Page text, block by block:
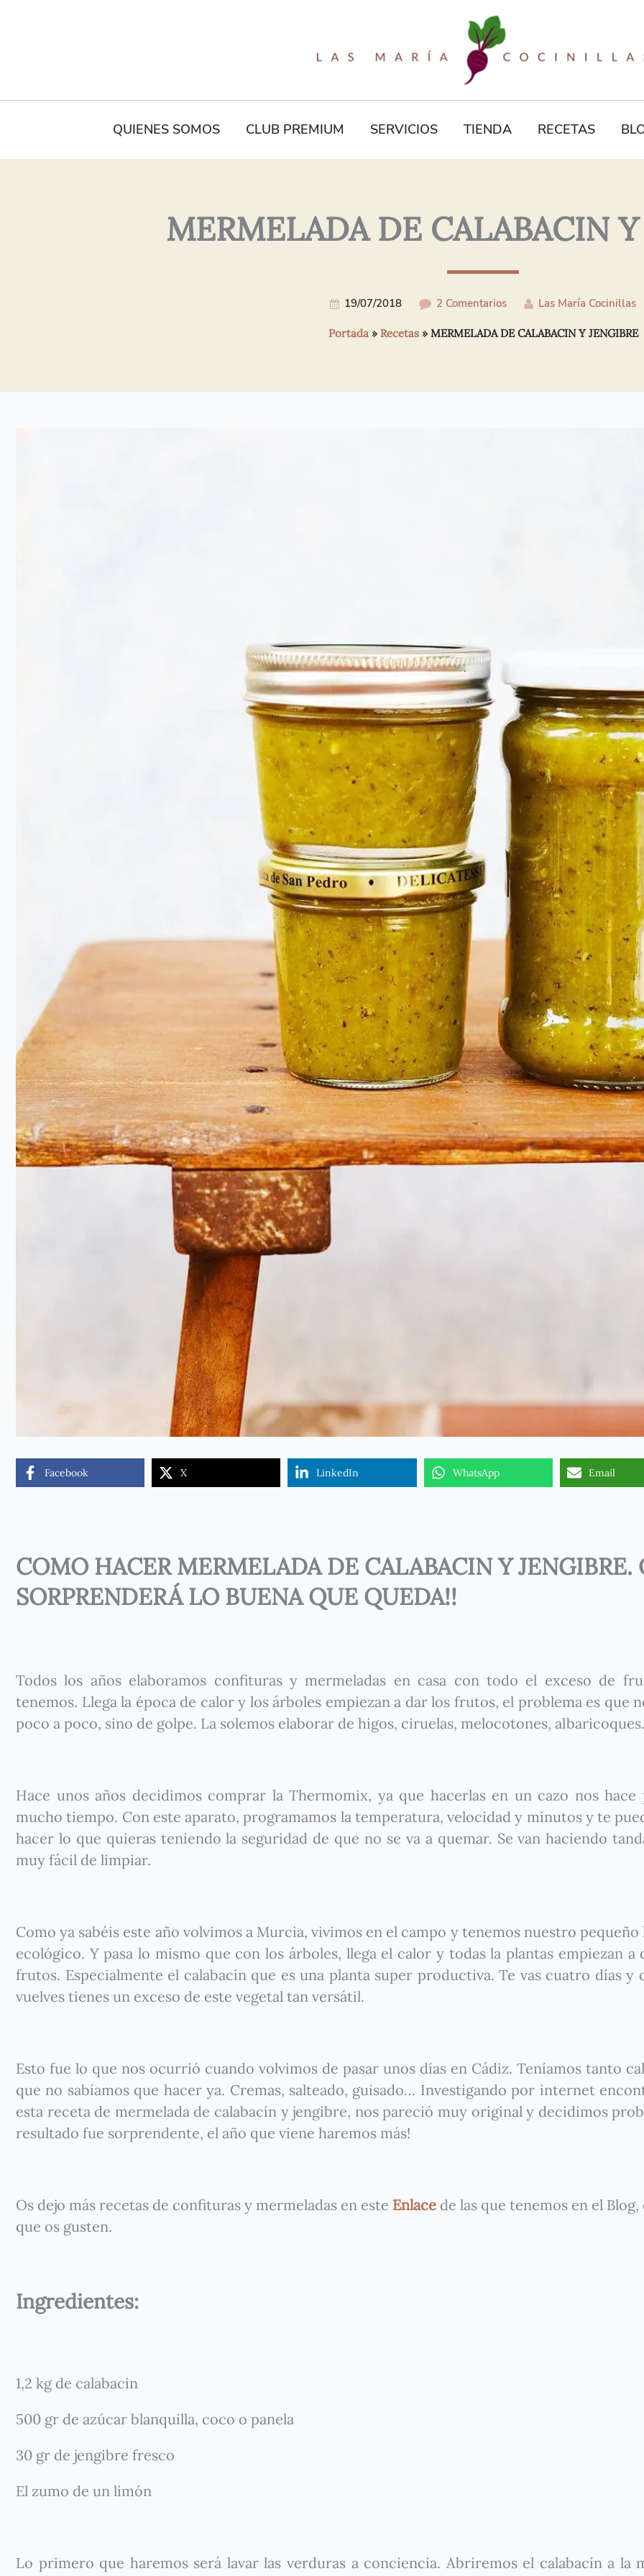
QUIENES SOMOS CLUB PREMIUM SERVICIOS TIENDA RECETAS
MERMELADA DE CALABACIN
19/07/2018 2 Comentarios Las María Cocinillas
Portada» Recetas» MERMELADA DE CALABACIN Y JENGIBRE
Facebook X LinkedIn WhatsApp Email
COMO HACER MERMELADA DE CALABACIN Y JENGIBRE.
SORPRENDERÁ LO BUENA QUE QUEDA!!
Todos los años elaboramos confituras y mermeladas en casa con todo el exceso de
tenemos. Llega la época de calor y los árboles empiezan a dar los frutos, el problema es que
poco a poco, sino de golpe. La solemos elaborar de higos, ciruelas, melocotones,
Hace unos años decidimos comprar la Thermomix, ya que hacerlas en un cazo nos hace
mucho tiempo. Con este aparato, programamos la temperatura, velocidad y minutos y te
hacer lo que quieras teniendo la seguridad de que no se va a quemar. Se van haciendo
muy fácil de limpiar.
Como ya sabéis este año volvimos a Murcia, vivimos en el campo y tenemos nuestro
ecológico. Y pasa lo mismo que con los árboles, llega el calor y todas la plantas empiezan a
frutos. Especialmente el calabacín que es una planta super productiva. Te vas cuatro días y
vuelves tienes un exceso de este vegetal tan versátil.
Esto fue lo que nos ocurrió cuando volvimos de pasar unos días en Cádiz. Teníamos tanto
que no sabíamos que hacer ya. Cremas, salteado, guisado… Investigando por internet
esta receta de mermelada de calabacín y jengibre, nos pareció muy original y decidimos
resultado fue sorprendente, el año que viene haremos más!
Os dejo más recetas de confituras y mermeladas en este Enlace de las que tenemos en el
que os gusten.
Ingredientes:
1,2 kg de calabacin
500 gr de azúcar blanquilla, coco o panela
30 gr de jengibre fresco
El zumo de un limón
Lo primero que haremos será lavar las verduras a conciencia. Abriremos el calabacín a la
Electrónico*